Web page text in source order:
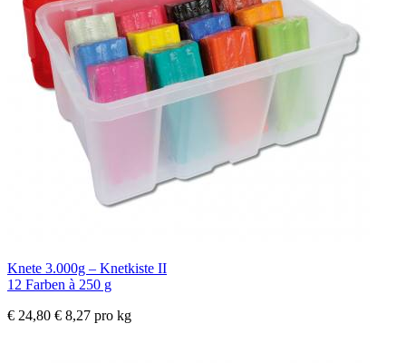
Knete 3.000g – Knetkiste II
12 Farben à 250 g
€ 24,80 € 8,27 pro kg